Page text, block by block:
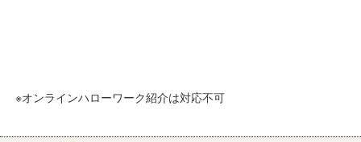
※オンラインハローワーク紹介は対応不可